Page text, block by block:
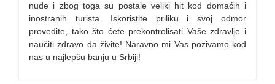
nude i zbog toga su postale veliki hit kod domaćih i
inostranih turista. Iskoristite priliku i svoj odmor
provedite, tako što ćete prekontrolisati Vaše zdravlje i
naučiti zdravo da živite! Naravno mi Vas pozivamo kod
nas u najlepšu banju u Srbiji!